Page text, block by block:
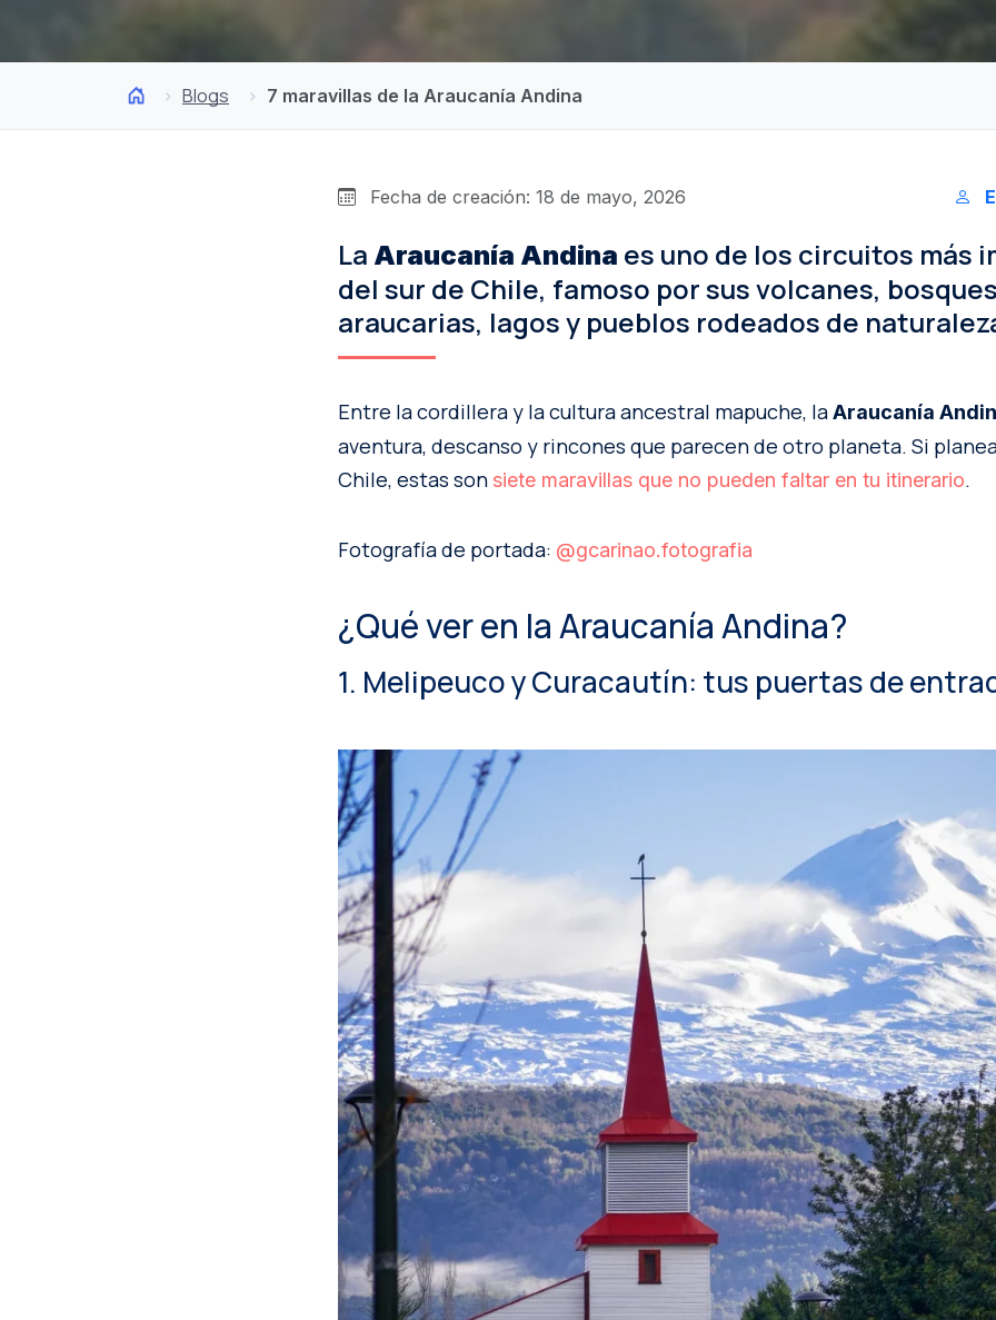
Blogs 7 maravillas de la Araucanía Andina
Fecha de creación: 18 de mayo, 2026
La Araucanía Andina es uno de los circuitos más
del sur de Chile, famoso por sus volcanes,
araucarias, lagos y pueblos rodeados de
Entre la cordillera y la cultura ancestral mapuche, laAraucanía
aventura, descanso y rincones que parecen de otro planeta. Si
Chile, estas son siete maravillas que no pueden faltar en tu itinerario.
Fotografía de portada: @gcarinao.fotografia
¿Qué ver en la Araucanía Andina?
1. Melipeuco y Curacautín: tus puertas de